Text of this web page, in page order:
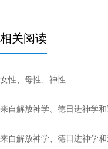
相关阅读
女性、母性、神性
来自解放神学、德日进神学和
来自解放神学、德日进神学和